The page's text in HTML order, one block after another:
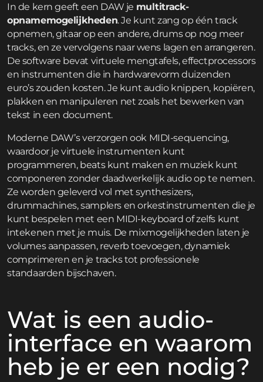
In de kern geeft een DAW je multitrack-
opnamemogelijkheden. Je kunt zang op één track
opnemen, gitaar op een andere, drums op nog meer
tracks, en ze vervolgens naar wens lagen en arrangeren.
De software bevat virtuele mengtafels, effectprocessors
en instrumenten die in hardwarevorm duizenden
euro’s zouden kosten. Je kunt audio knippen, kopiëren,
plakken en manipuleren net zoals het bewerken van
tekst in een document.
Moderne DAW’s verzorgen ook MIDI-sequencing,
waardoor je virtuele instrumenten kunt
programmeren, beats kunt maken en muziek kunt
componeren zonder daadwerkelijk audio op te nemen.
Ze worden geleverd vol met synthesizers,
drummachines, samplers en orkestinstrumenten die je
kunt bespelen met een MIDI-keyboard of zelfs kunt
intekenen met je muis. De mixmogelijkheden laten je
volumes aanpassen, reverb toevoegen, dynamiek
comprimeren en je tracks tot professionele
standaarden bijschaven.
Wat is een audio-
interface en waarom
heb je er een nodig?